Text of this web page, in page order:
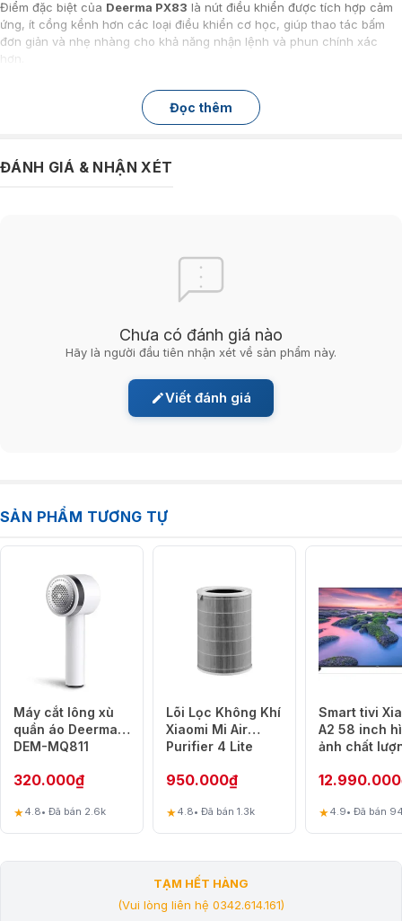
TẠM HẾT HÀNG
(Vui lòng liên hệ 0342.614.161)
Điểm đặc biệt của Deerma PX83 là nút điều khiển được tích hợp cảm
ứng, ít cồng kềnh hơn các loại điều khiển cơ học, giúp thao tác bấm
đơn giản và nhẹ nhàng cho khả năng nhận lệnh và phun chính xác
hơn.
cho bạn thời gian sử dụng lên đến 3 tháng.
Đọc thêm
ĐÁNH GIÁ & NHẬN XÉT
Chưa có đánh giá nào
Hãy là người đầu tiên nhận xét về sản phẩm này.
Viết đánh giá
SẢN PHẨM TƯƠNG TỰ
Máy cắt lông xù
quần áo Deerma
DEM-MQ811
320.000₫
★4.8• Đã bán 2.6k
Lõi Lọc Không Khí
Xiaomi Mi Air
Purifier 4 Lite
950.000₫
★4.8• Đã bán 1.3k
Smart tivi
A2 58 inch
ảnh chất
12.990.000
★4.9• Đã bán